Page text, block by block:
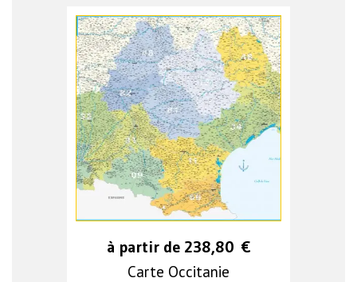
à partir de 238,80 €
Carte Occitanie